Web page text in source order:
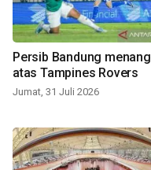
Persib Bandung menang
atas Tampines Rovers
Jumat, 31 Juli 2026